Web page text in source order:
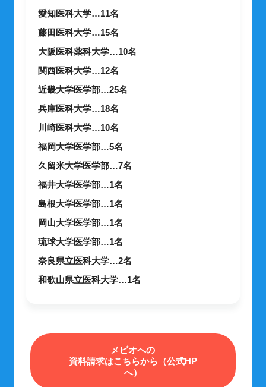
愛知医科大学…11名
藤田医科大学…15名
大阪医科薬科大学…10名
関西医科大学…12名
近畿大学医学部…25名
兵庫医科大学…18名
川崎医科大学…10名
福岡大学医学部…5名
久留米大学医学部…7名
福井大学医学部…1名
島根大学医学部…1名
岡山大学医学部…1名
琉球大学医学部…1名
奈良県立医科大学…2名
和歌山県立医科大学…1名
メビオへの
資料請求はこちらから（公式HP
へ）